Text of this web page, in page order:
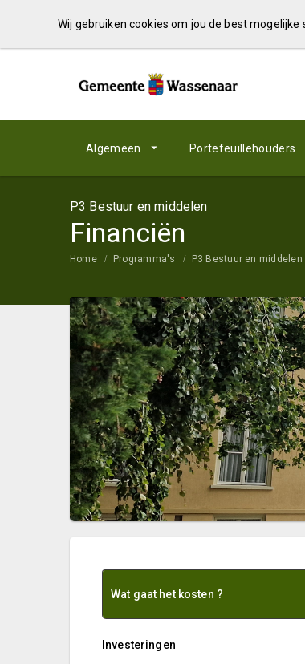
Wij gebruiken cookies om jou de best
Algemeen Portefeuillehouders
P3 Bestuur en middelen
Financiën
Home Programma's P3 Bestuur en middelen
Wat gaat het kosten ?
Investeringen